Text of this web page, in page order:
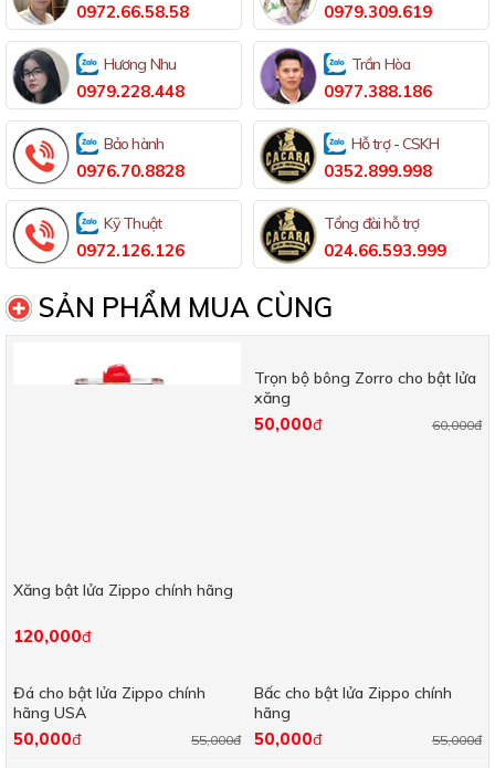
0972.66.58.58 0979.309.619
Hương Nhu
0979.228.448
Trần Hòa
0977.388.186
Bảo hành
0976.70.8828
Hỗ trợ - CSKH
0352.899.998
Kỹ Thuật
0972.126.126
Tổng đài hỗ trợ
024.66.593.999
SẢN PHẨM MUA CÙNG
Xăng bật lửa Zippo chính hãng
120,000đ
Trọn bộ bông Zorro cho bật lửa
xăng
60,000đ
50,000đ
Đá cho bật lửa Zippo chính
hãng USA
55,000đ
50,000đ
Bấc cho bật lửa Zippo chính
hãng
55,000đ
50,000đ